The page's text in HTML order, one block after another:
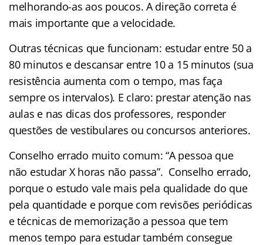
melhorando-as aos poucos. A direção correta é
mais importante que a velocidade.
Outras técnicas que funcionam: estudar entre 50 a
80 minutos e descansar entre 10 a 15 minutos (sua
resistência aumenta com o tempo, mas faça
sempre os intervalos). E claro: prestar atenção nas
aulas e nas dicas dos professores, responder
questões de vestibulares ou concursos anteriores.
Conselho errado muito comum: “A pessoa que
não estudar X horas não passa”. Conselho errado,
porque o estudo vale mais pela qualidade do que
pela quantidade e porque com revisões periódicas
e técnicas de memorização a pessoa que tem
menos tempo para estudar também consegue